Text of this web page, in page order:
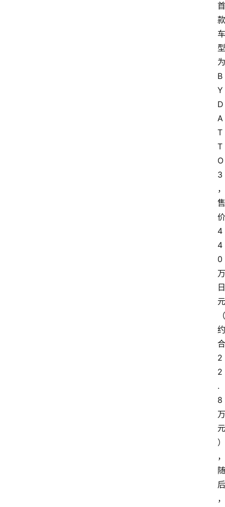
首
款
车
型
为
B
Y
D
A
T
T
O
3
，
售
价
4
4
0
万
日
元
（
约
合
2
2
.
8
万
元
）
，
随
后
，